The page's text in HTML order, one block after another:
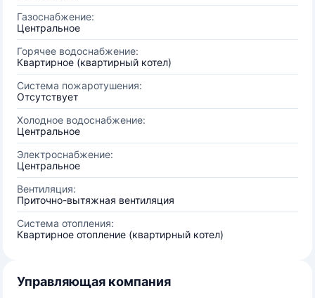
Газоснабжение:
Центральное
Горячее водоснабжение:
Квартирное (квартирный котел)
Система пожаротушения:
Отсутствует
Холодное водоснабжение:
Центральное
Электроснабжение:
Центральное
Вентиляция:
Приточно-вытяжная вентиляция
Система отопления:
Квартирное отопление (квартирный котел)
Управляющая компания